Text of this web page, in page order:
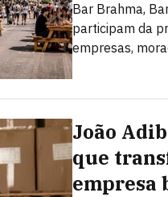
Bar Brahma,
participam da
empresas,
João
que
empresa